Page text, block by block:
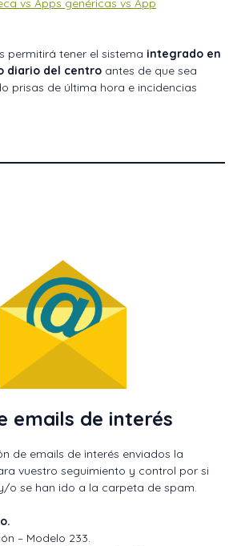
vs Apps genéricas vs App
permitirá tener el sistema integrado en
diario del centro antes de que sea
prisas de última hora e incidencias
emails de interés
de emails de interés enviados la
vuestro seguimiento y control por si
o se han ido a la carpeta de spam.
– Modelo 233.